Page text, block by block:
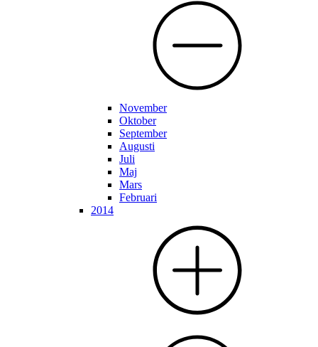
November
Oktober
September
Augusti
Juli
Maj
Mars
Februari
2014